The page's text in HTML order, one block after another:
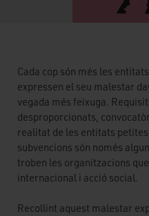
Cada cop són més les
expressen el seu malestar
vegada més feixuga.
desproporcionats,
realitat de les entitats
subvencions són només
troben les organitzacions
internacional i acció social.
Recollint aquest malestar